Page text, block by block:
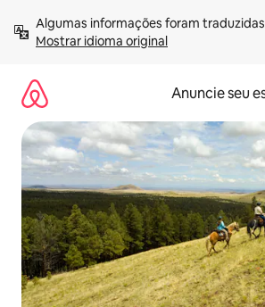
para
Mostrar idioma original
Anuncie seu